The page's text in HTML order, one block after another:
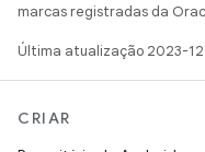
marcas registradas da
Última atualização 2023-
CRIAR